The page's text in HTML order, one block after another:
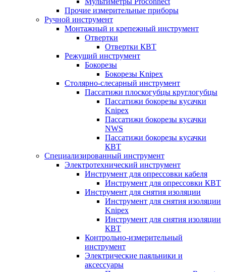
Прочие измерительные приборы
Ручной инструмент
Монтажный и крепежный инструмент
Отвертки
Отвертки КВТ
Режущий инструмент
Бокорезы
Бокорезы Knipex
Столярно-слесарный инструмент
Пассатижи плоскогубцы круглогубцы
Пассатижи бокорезы кусачки
Knipex
Пассатижи бокорезы кусачки
NWS
Пассатижи бокорезы кусачки
КВТ
Специализированный инструмент
Электротехнический инструмент
Инструмент для опрессовки кабеля
Инструмент для опрессовки КВТ
Инструмент для снятия изоляции
Инструмент для снятия изоляции
Knipex
Инструмент для снятия изоляции
КВТ
Контрольно-измерительный
инструмент
Электрические паяльники и
аксессуары